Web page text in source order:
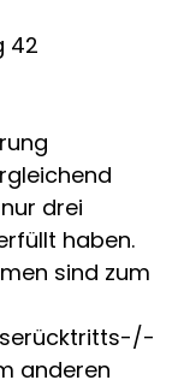
42
drei
haben.
sind zum
anderen